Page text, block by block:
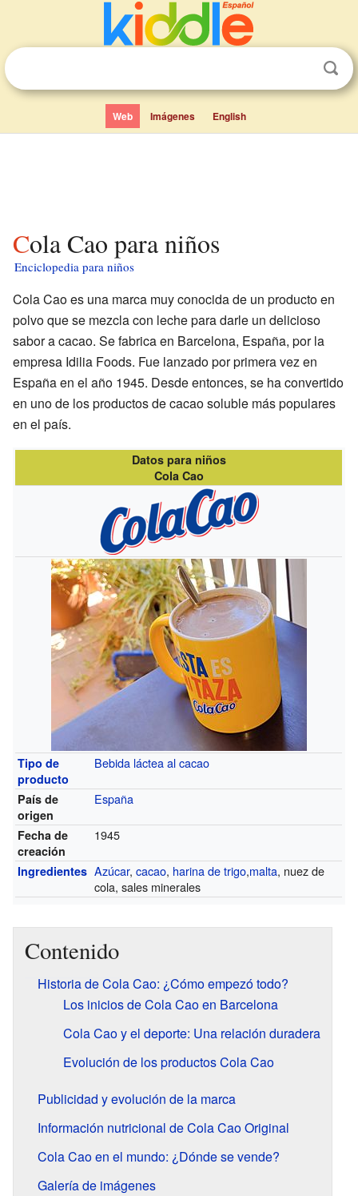
Web Imágenes English
Cola Cao para niños
Enciclopedia para niños
Cola Cao es una marca muy conocida de un producto en
polvo que se mezcla con leche para darle un delicioso
sabor a cacao. Se fabrica en Barcelona, España, por la
empresa Idilia Foods. Fue lanzado por primera vez en
España en el año 1945. Desde entonces, se ha convertido
en uno de los productos de cacao soluble más populares
en el país.
Datos para niños
Cola Cao
Tipo de
producto
Bebida láctea al cacao
País de
origen
España
Fecha de
creación
1945
Ingredientes Azúcar,cacao, harina de trigo,malta, nuez de
cola, sales minerales
Contenido
Historia de Cola Cao: ¿Cómo empezó todo?
Los inicios de Cola Cao en Barcelona
Cola Cao y el deporte: Una relación duradera
Evolución de los productos Cola Cao
Publicidad y evolución de la marca
Información nutricional de Cola Cao Original
Cola Cao en el mundo: ¿Dónde se vende?
Galería de imágenes